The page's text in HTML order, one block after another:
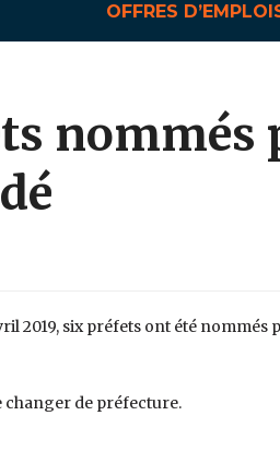
OFFRES
nommés
2019, six préfets ont été nommés
changer de préfecture.